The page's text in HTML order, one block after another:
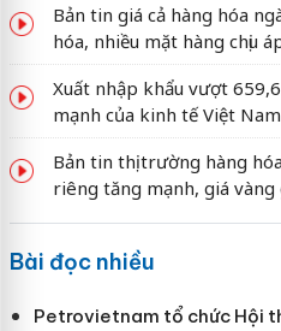
Bản tin giá cả hàng hóa
hóa, nhiều mặt hàng chịu
Xuất nhập khẩu vượt
mạnh của kinh tế Việt Nam
Bản tin thị trường hàng
riêng tăng mạnh, giá vàng
Bài đọc nhiều
Petrovietnam tổ chức Hội